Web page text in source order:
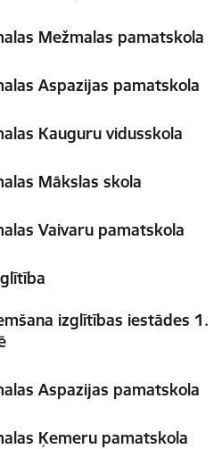
Mežmalas pamatskola
Aspazijas pamatskola
Kauguru vidusskola
Mākslas skola
Vaivaru pamatskola
izglītības iestādes 1.
Aspazijas pamatskola
Ķemeru pamatskola